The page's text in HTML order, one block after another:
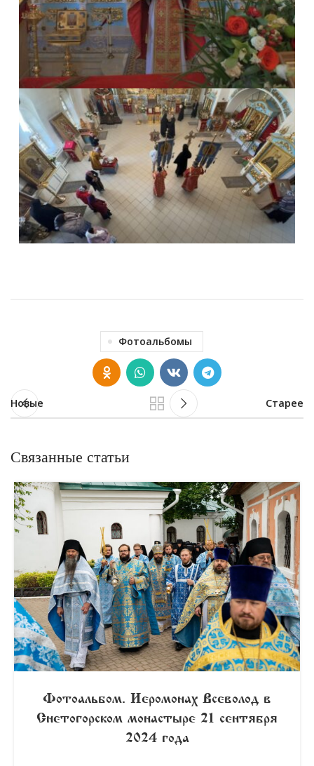
Фотоальбомы
Новые Старее
Связанные статьи
Фотоальбом. Иеромонах Всеволод в
Снетогорском монастыре 21 сентября
2024 года